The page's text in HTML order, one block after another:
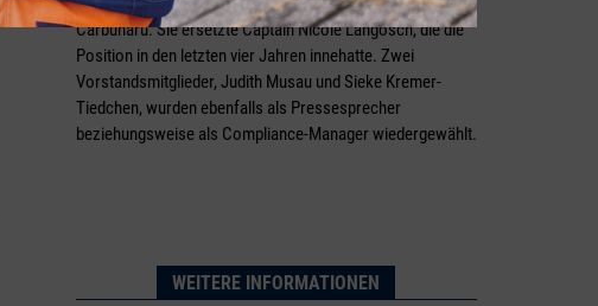
Carbunaru. Sie ersetzte Captain Nicole Langosch, die die
Position in den letzten vier Jahren innehatte. Zwei
Vorstandsmitglieder, Judith Musau und Sieke Kremer-
Tiedchen, wurden ebenfalls als Pressesprecher
beziehungsweise als Compliance-Manager wiedergewählt.
WEITERE INFORMATIONEN